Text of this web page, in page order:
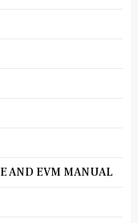
AND EVM MANUAL